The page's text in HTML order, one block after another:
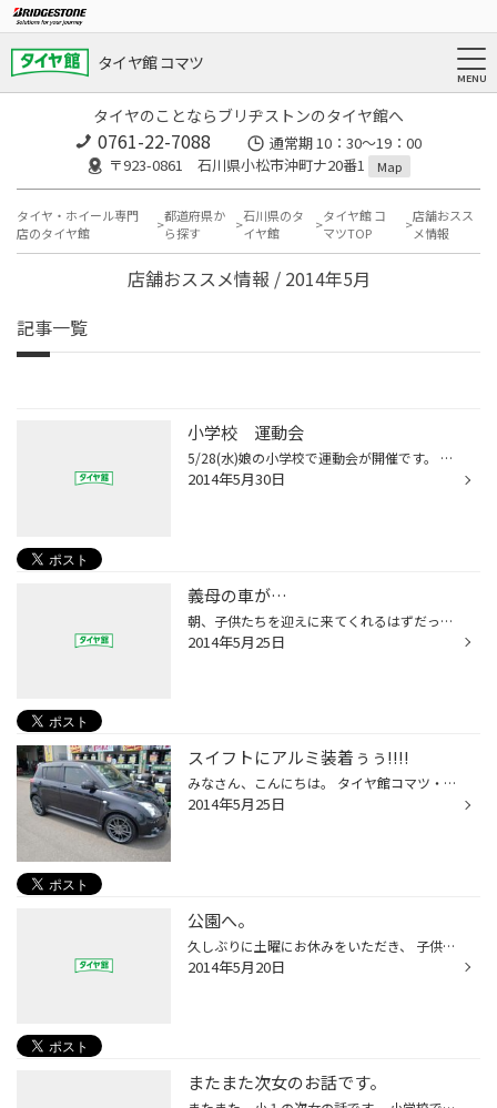
タイヤ館 コマツ
タイヤのことならブリヂストンのタイヤ館へ
0761-22-7088
通常期 10：30～19：00
〒923-0861 石川県小松市沖町ナ20番1
Map
タイヤ・ホイール専門
店のタイヤ館
都道府県か
ら探す
石川県のタ
イヤ館
タイヤ館 コ
マツTOP
店舗おスス
メ情報
店舗おススメ情報 / 2014年5月
記事一覧
小学校 運動会
5/28(水)娘の小学校で運動会が開催です。 前日、嫌なニュースがあって少し心配していましたが、 子供たちは関係なしで、朝は5時ごろから起きていました。 運動会に関係ない1番下の子供まで・・・・。 天気が良くて最高でしたけど、暑すぎて僕は 日焼けでやけどみたいになってしまいました。 前日に...
2014年5月30日
義母の車が…
朝、子供たちを迎えに来てくれるはずだった義母からTELがあって、 「車が動かないんですけど…」とのこと。 僕が子供たちを義母の家まで送って行って義母の車を確認すると、 バッテリーがダメみたいで、交換して動くようになりました。 その原因が、おそらくうちの子供にあるみたいで、 義母が絶対に...
2014年5月25日
スイフトにアルミ装着ぅぅ!!!!
みなさん、こんにちは。 タイヤ館コマツ・スタッフｩｩｩ～の蔵谷です♪♪♪ 本日はスイフトをインチアップのため、 ホイールセットをご購入いただきました(^o^)丿 めちゃめちゃスポーティで格好良くなりましたね(^^♪ 次はぜひとも、マフラー？それともダウンサス？ またのご来店、お待ちしております。 ...
2014年5月25日
公園へ。
久しぶりに土曜にお休みをいただき、 子供３人の面倒を１日見ていました。 ＡＭ中は家の近くの大きな公園で、 ４人乗りの自転車に乗ったり、 サッカーをしたりして過ごし、昼食を食べた後は、 辰口丘陵公園でまた、自転車に乗ったり、サッカーをしたり、 滑り台に乗ったりと、公園めぐりをしてきま...
2014年5月20日
またまた次女のお話です。